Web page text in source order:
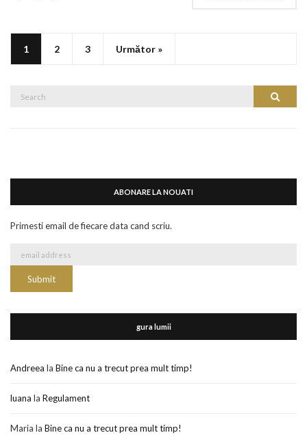
1 2 3 Următor »
Search
ABONARE LA NOUATI
Primesti email de fiecare data cand scriu.
gura lumii
Andreea la Bine ca nu a trecut prea mult timp!
luana la Regulament
Maria la Bine ca nu a trecut prea mult timp!